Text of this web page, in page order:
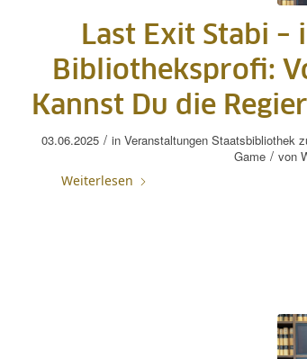
Last Exit Stabi
Bibliotheksprofi:
Kannst Du die
03.06.2025 / in Veranstaltungen Staatsbibliothek
Game / von
Weiterlesen